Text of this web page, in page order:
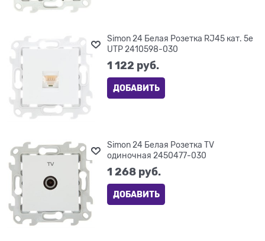
Simon 24 Белая Розетка RJ45 кат. 5е
UTP 2410598-030
1 122 руб.
ДОБАВИТЬ
Simon 24 Белая Розетка TV
одиночная 2450477-030
1 268 руб.
ДОБАВИТЬ